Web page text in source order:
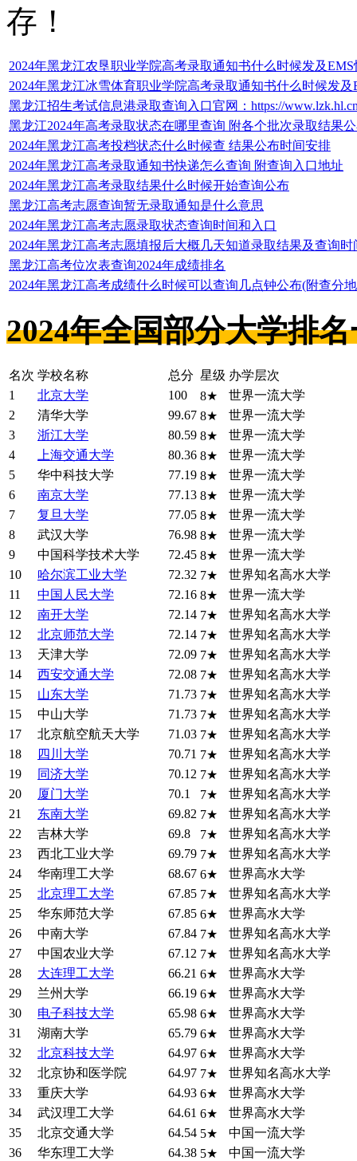
存！
2024年黑龙江农垦职业学院高考录取通知书什么时候发及
2024年黑龙江冰雪体育职业学院高考录取通知书什么时候发及
黑龙江招生考试信息港录取查询入口官网：https://
黑龙江2024年高考录取状态在哪里查询 附各个批次录取结果
2024年黑龙江高考投档状态什么时候查 结果公布时间安排
2024年黑龙江高考录取通知书快递怎么查询 附查询入口地址
2024年黑龙江高考录取结果什么时候开始查询公布
黑龙江高考志愿查询暂无录取通知是什么意思
2024年黑龙江高考志愿录取状态查询时间和入口
2024年黑龙江高考志愿填报后大概几天知道录取结果及查询时
黑龙江高考位次表查询2024年成绩排名
2024年黑龙江高考成绩什么时候可以查询几点钟公布(附查分
2024年全国部分大学排
名次 学校名称 总分 星级 办学层次
1
北京大学 100 8★
世界一流大学
2
清华大学 99.67 8★
世界一流大学
3
浙江大学 80.59 8★
世界一流大学
4
上海交通大学 80.36 8★
世界一流大学
5
华中科技大学 77.19 8★
世界一流大学
6
南京大学 77.13 8★
世界一流大学
7
复旦大学 77.05 8★
世界一流大学
8
武汉大学 76.98 8★
世界一流大学
9
中国科学技术大学 72.45 8★
世界一流大学
10
哈尔滨工业大学 72.32 7★
世界知名高水大学
11
中国人民大学 72.16 8★
世界一流大学
12
南开大学 72.14 7★
世界知名高水大学
12
北京师范大学 72.14 7★
世界知名高水大学
13
天津大学 72.09 7★
世界知名高水大学
14
西安交通大学 72.08 7★
世界知名高水大学
15
山东大学 71.73 7★
世界知名高水大学
15
中山大学 71.73 7★
世界知名高水大学
17
北京航空航天大学 71.03 7★
世界知名高水大学
18
四川大学 70.71 7★
世界知名高水大学
19
同济大学 70.12 7★
世界知名高水大学
20
厦门大学 70.1 7★
世界知名高水大学
21
东南大学 69.82 7★
世界知名高水大学
22
吉林大学 69.8 7★
世界知名高水大学
23
西北工业大学 69.79 7★
世界知名高水大学
24
华南理工大学 68.67 6★
世界高水大学
25
北京理工大学 67.85 7★
世界知名高水大学
25
华东师范大学 67.85 6★
世界高水大学
26
中南大学 67.84 7★
世界知名高水大学
27
中国农业大学 67.12 7★
世界知名高水大学
28
大连理工大学 66.21 6★
世界高水大学
29
兰州大学 66.19 6★
世界高水大学
30
电子科技大学 65.98 6★
世界高水大学
31
湖南大学 65.79 6★
世界高水大学
32
北京科技大学 64.97 6★
世界高水大学
32
北京协和医学院 64.97 7★
世界知名高水大学
33
重庆大学 64.93 6★
世界高水大学
34
武汉理工大学 64.61 6★
世界高水大学
35
北京交通大学 64.54 5★
中国一流大学
36
华东理工大学 64.38 5★ 中国一流大学